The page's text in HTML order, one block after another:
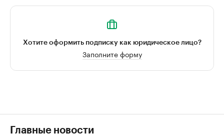
Хотите оформить подписку как юридическое лицо?
Заполните форму
Главные новости